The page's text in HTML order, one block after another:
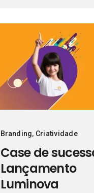
Branding, Criatividade
Case de
Lançamento
Luminova